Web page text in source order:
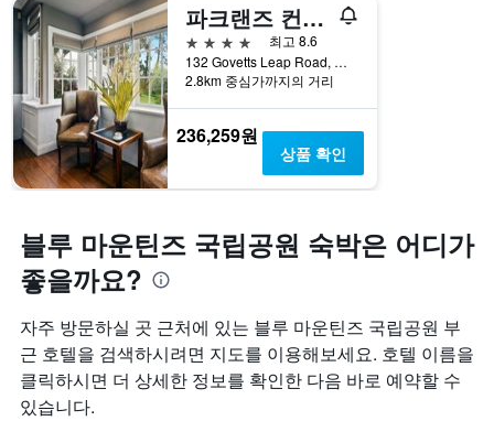
파크랜즈 컨트리 가든스 & 로지스
4성급
최고 8.6
132 Govetts Leap Road, 블랙헤스, NSW, 호주
2.8km 중심가까지의 거리
236,259원
상품 확인
블루 마운틴즈 국립공원 숙박은 어디가
좋을까요?
자주 방문하실 곳 근처에 있는 블루 마운틴즈 국립공원 부
근 호텔을 검색하시려면 지도를 이용해보세요. 호텔 이름을
클릭하시면 더 상세한 정보를 확인한 다음 바로 예약할 수
있습니다.